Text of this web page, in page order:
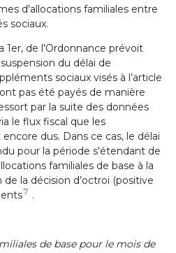
d'allocations familiales entre
sociaux.
1er, de l'Ordonnance prévoit
du délai de
sociaux visés à l’article
pas été payés de manière
par la suite des données
le flux fiscal que les
dus. Dans ce cas, le délai
pour la période s'étendant de
familiales de base à la
la décision d’octroi (positive
7 .
de base pour le mois de